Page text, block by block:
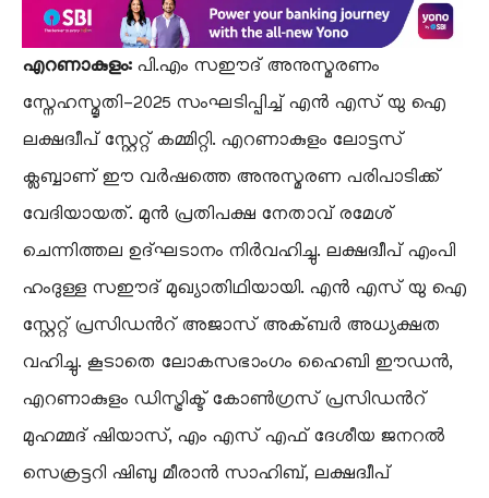
എറണാകുളം:പി.എം സഈദ് അനുസ്മരണം
സ്നേഹസ്മൃതി-2025 സംഘടിപ്പിച്ച് എൻ എസ് യു ഐ
ലക്ഷദ്വീപ് സ്റ്റേറ്റ് കമ്മിറ്റി. എറണാകുളം ലോട്ടസ്
ക്ലബ്ബാണ് ഈ വർഷത്തെ അനുസ്മരണ പരിപാടിക്ക്
വേദിയായത്. മുൻ പ്രതിപക്ഷ നേതാവ് രമേശ്‌
ചെന്നിത്തല ഉദ്ഘടാനം നിർവഹിച്ചു. ലക്ഷദ്വീപ് എംപി
ഹംദുള്ള സഈദ് മുഖ്യാതിഥിയായി. എൻ എസ് യു ഐ
സ്റ്റേറ്റ് പ്രസിഡൻറ് അജാസ് അക്ബർ അധ്യക്ഷത
വഹിച്ചു. കൂടാതെ ലോകസഭാംഗം ഹൈബി ഈഡൻ,
എറണാകുളം ഡിസ്ട്രിക്ട് കോൺഗ്രസ് പ്രസിഡൻറ്
മുഹമ്മദ് ഷിയാസ്, എം എസ് എഫ് ദേശീയ ജനറൽ
സെക്രട്ടറി ഷിബു മീരാൻ സാഹിബ്, ലക്ഷദ്വീപ്